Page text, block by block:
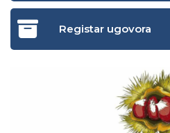
Registar ugovora